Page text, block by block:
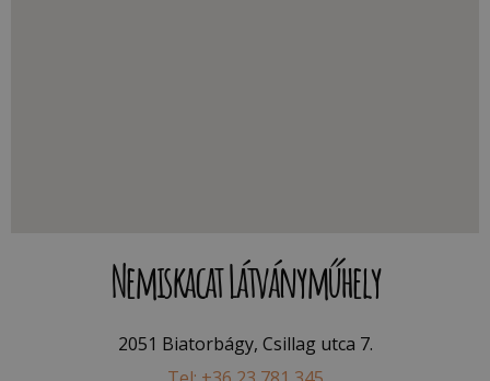
Nemiskacat Látványműhely
2051 Biatorbágy, Csillag utca 7.